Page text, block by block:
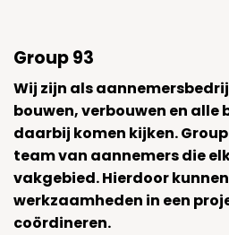
Group 93
Wij zijn als
bouwen, verbouwen en alle
daarbij komen kijken.
team van aannemers die
vakgebied. Hierdoor
werkzaamheden in een
coördineren.